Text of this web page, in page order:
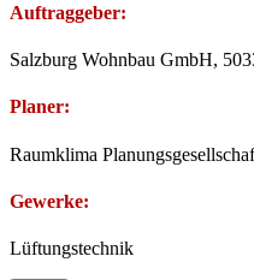
Auftraggeber:
Salzburg Wohnbau GmbH,
Planer:
Raumklima
Gewerke:
Lüftungstechnik